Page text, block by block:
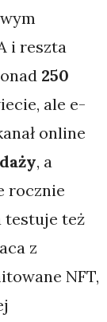
i reszta
250
ale e-
online
, a
rocznie
testuje też
z
NFT,